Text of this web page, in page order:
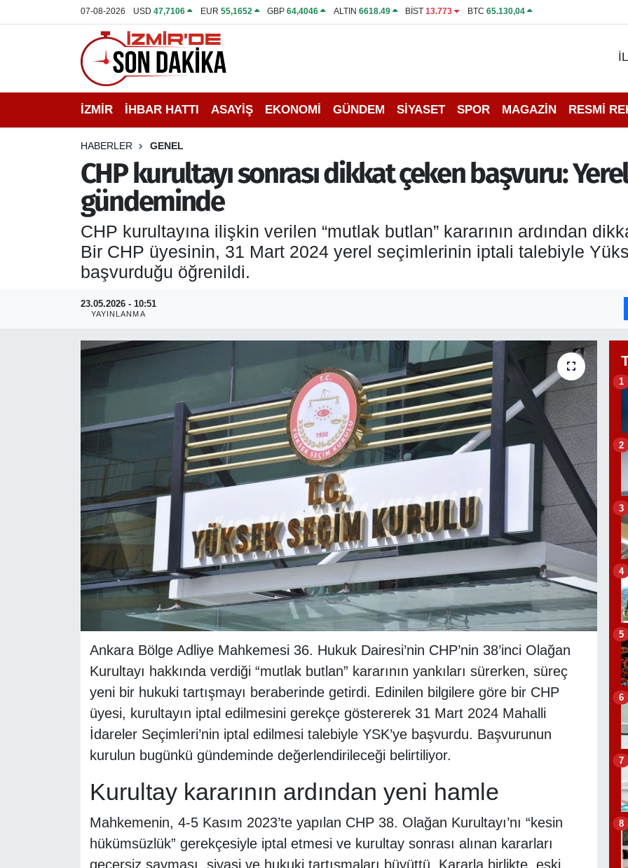
07-08-2026 USD47,7106 EUR 55,1652 GBP64,4046 ALTIN 6618.49 BİST13.773 BTC 65.130,04
İZMİR İHBAR HATTI ASAYİŞ EKONOMİ GÜNDEM SİYASET SPOR MAGAZİN RESMİ
HABERLER GENEL
CHP kurultayı sonrası dikkat çeken başvuru:
gündeminde
CHP kurultayına ilişkin verilen “mutlak butlan” kararının ardından
Bir CHP üyesinin, 31 Mart 2024 yerel seçimlerinin iptali talebiyle
başvurduğu öğrenildi.
23.05.2026 - 10:51
YAYINLANMA
Ankara Bölge Adliye Mahkemesi 36. Hukuk Dairesi’nin CHP’nin 38’inci Olağan
Kurultayı hakkında verdiği “mutlak butlan” kararının yankıları sürerken, süreç
yeni bir hukuki tartışmayı beraberinde getirdi. Edinilen bilgilere göre bir CHP
üyesi, kurultayın iptal edilmesini gerekçe göstererek 31 Mart 2024 Mahalli
İdareler Seçimleri’nin iptal edilmesi talebiyle YSK’ye başvurdu. Başvurunun
kurulun bugünkü gündeminde değerlendirileceği belirtiliyor.
Kurultay kararının ardından yeni hamle
Mahkemenin, 4-5 Kasım 2023’te yapılan CHP 38. Olağan Kurultayı’nı “kesin
hükümsüzlük” gerekçesiyle iptal etmesi ve kurultay sonrası alınan kararları
geçersiz sayması, siyasi ve hukuki tartışmaları büyüttü. Kararla birlikte, eski
1
2
3
4
5
6
7
8
İHBAR HATTI
DEPREM
EKONOMİ
SİYASET
ASAYİŞ
RESMİ REKLAM
İzmir Nöbetçi Eczaneler
İzmir Hava Durumu
İzmir Namaz Vakitleri
İzmir Trafik Yoğunluk Haritası
Puan Durumu ve Fikstür
Tüm Manşetler
Son Dakika Haberleri
Haber Arşivi